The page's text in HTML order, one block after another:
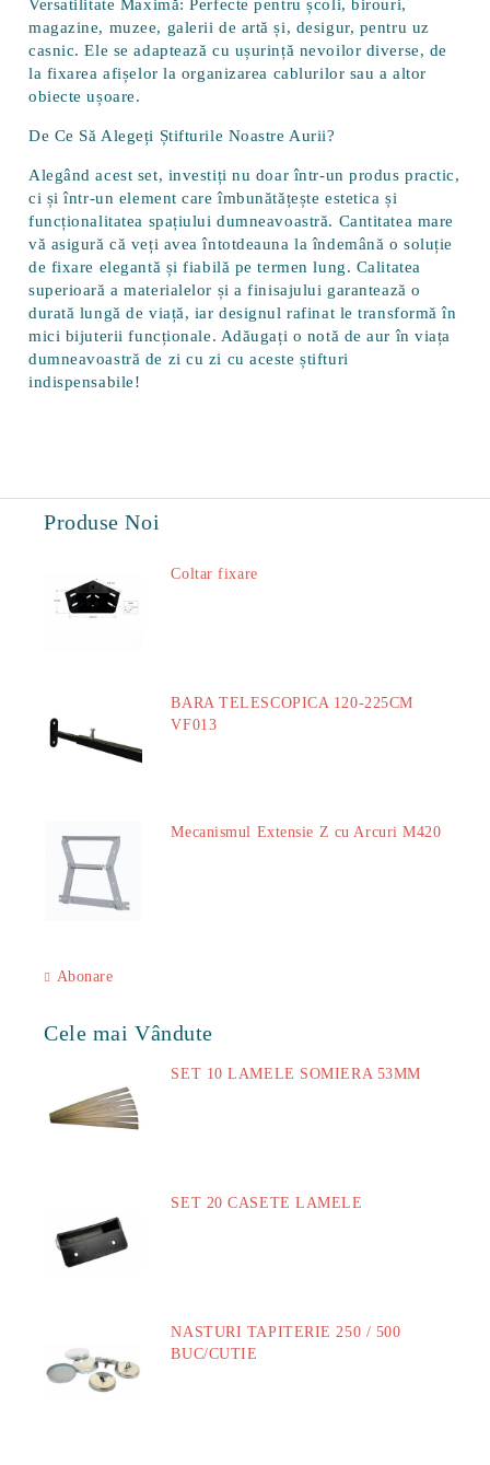
Versatilitate Maximă: Perfecte pentru școli, birouri,
magazine, muzee, galerii de artă și, desigur, pentru uz
casnic. Ele se adaptează cu ușurință nevoilor diverse, de
la fixarea afișelor la organizarea cablurilor sau a altor
obiecte ușoare.
De Ce Să Alegeți Știfturile Noastre Aurii?
Alegând acest set, investiți nu doar într-un produs practic,
ci și într-un element care îmbunătățește estetica și
funcționalitatea spațiului dumneavoastră. Cantitatea mare
vă asigură că veți avea întotdeauna la îndemână o soluție
de fixare elegantă și fiabilă pe termen lung. Calitatea
superioară a materialelor și a finisajului garantează o
durată lungă de viață, iardesignul rafinat le transformă în
mici bijuterii funcționale. Adăugați o notă de aur în viața
dumneavoastră de zi cu zi cu aceste știfturi
indispensabile!
Produse Noi
Coltar fixare
BARA TELESCOPICA 120-225CM
VF013
Mecanismul Extensie Z cu Arcuri M420
Abonare
Cele mai Vândute
SET 10 LAMELE SOMIERA 53MM
SET 20 CASETE LAMELE
NASTURI TAPITERIE 250 / 500
BUC/CUTIE